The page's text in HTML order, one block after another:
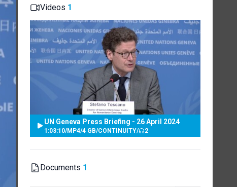
Videos 1
UN Geneva Press Briefing - 26 April 2024
1:03:10/MP4/4 GB/CONTINUITY/ 2
Documents 1